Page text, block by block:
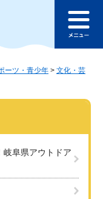
ュ
ーツ・青少年 > 文化・芸
岐阜県アウトドア